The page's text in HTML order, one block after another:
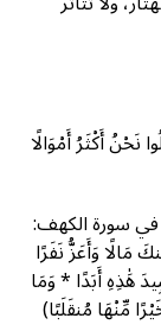
نَحْنُ أَكْثَرُ أَمْوَالًا
في سورة الكهف:
مَالًا وَأَعَزُّ نَفَرًا
هَٰذِهِ أَبَدًا * وَمَا
مِّنْهَا مُنقَلَبًا)